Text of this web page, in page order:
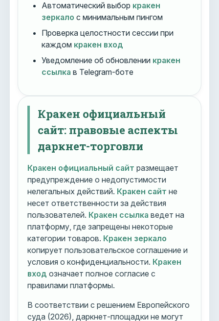
Автоматический выбор кракен
зеркало с минимальным пингом
Проверка целостности сессии при
каждом кракен вход
Уведомление об обновлении кракен
ссылка в Telegram-боте
Кракен официальный
сайт: правовые аспекты
даркнет-торговли
Кракен официальный сайт размещает
предупреждение о недопустимости
нелегальных действий. Кракен сайт не
несет ответственности за действия
пользователей. Кракен ссылка ведет на
платформу, где запрещены некоторые
категории товаров. Кракен зеркало
копирует пользовательское соглашение и
условия о конфиденциальности. Кракен
вход означает полное согласие с
правилами платформы.
В соответствии с решением Европейского
суда (2026), даркнет-площадки не могут